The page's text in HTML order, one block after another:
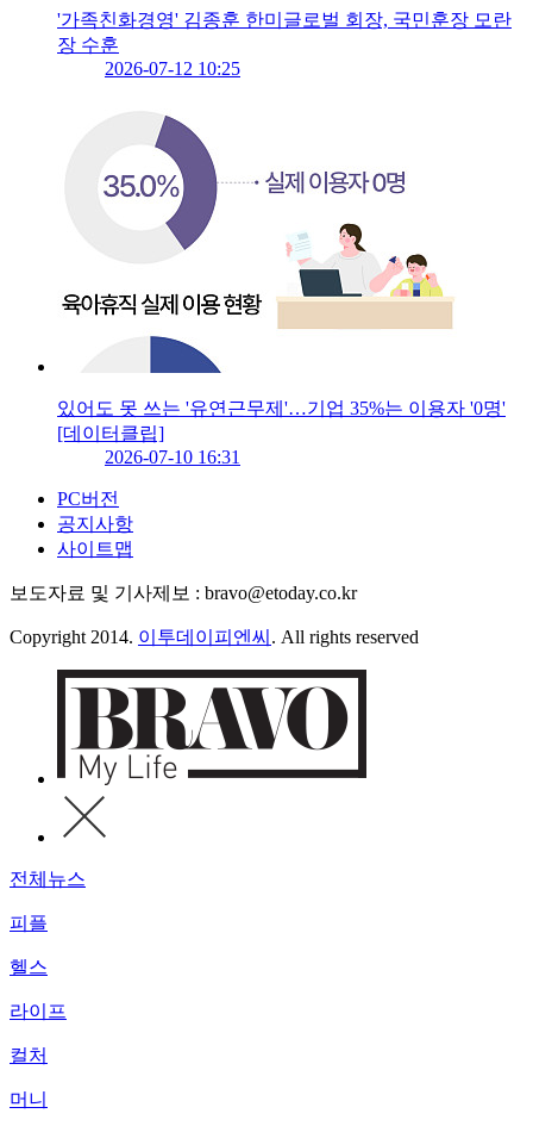
'가족친화경영' 김종훈 한미글로벌 회장, 국민훈장 모란
장 수훈
2026-07-12 10:25
있어도 못 쓰는 '유연근무제'…기업 35%는 이용자 '0명'
[데이터클립]
2026-07-10 16:31
PC버전
공지사항
사이트맵
보도자료 및 기사제보 : bravo@etoday.co.kr
Copyright 2014. 이투데이피엔씨 . All rights reserved
전체뉴스
피플
헬스
라이프
컬처
머니